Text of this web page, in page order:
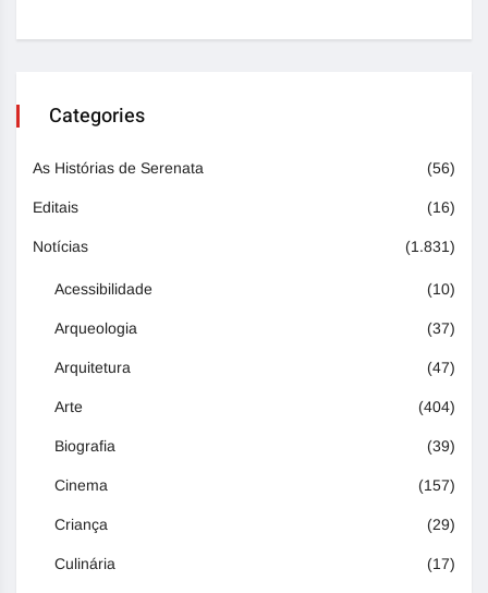
Categories
As Histórias de Serenata (56)
Editais (16)
Notícias (1.831)
Acessibilidade (10)
Arqueologia (37)
Arquitetura (47)
Arte (404)
Biografia (39)
Cinema (157)
Criança (29)
Culinária (17)